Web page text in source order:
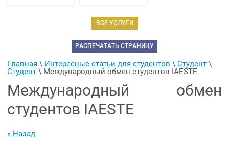
ВСЕ УСЛУГИ
РАСПЕЧАТАТЬ СТРАНИЦУ
Главная \ Интересные статьи для студентов \ Студент
Студент \ Международный обмен студентов IAESTE
Международный обмен
студентов IAESTE
« Назад